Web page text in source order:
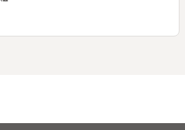
界に入った１人の少女が、お母さん
されて一人前の舞妓になるまでの全